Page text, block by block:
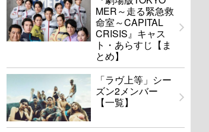
MER～走る緊急救
命室～CAPITAL
CRISIS』キャス
ト・あらすじ【ま
とめ】
「ラヴ上等」シー
ズン2メンバー
【一覧】